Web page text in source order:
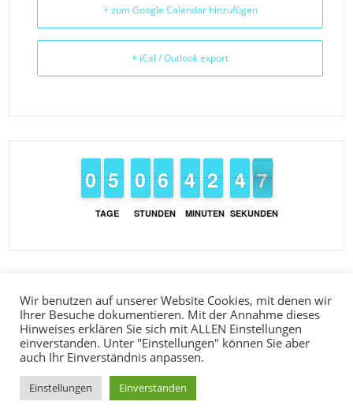
+ zum Google Calendar hinzufügen
+ iCal / Outlook export
TAGE
9
9
0
0 4
4
5
5
STUNDEN
9
9
0
0 5
5
6
6
MINUTEN
3
3
4
4 1
1
2
2
SEKUNDEN
5
4
4 7
6
6
Wir benutzen auf unserer Website Cookies, mit denen wir
Ihrer Besuche dokumentieren. Mit der Annahme dieses
Hinweises erklären Sie sich mit ALLEN Einstellungen
einverstanden. Unter "Einstellungen" können Sie aber
auch Ihr Einverständnis anpassen.
Einstellungen Einverstanden